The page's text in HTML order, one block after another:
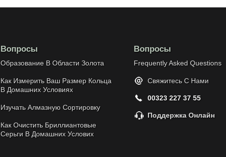
Вопросы
Образование В Области Золота
Как Измерить Ваш Размер Кольца
В Домашних Условиях
Изучать Алмазную Сортировку
Как Очистить Бриллиантовые
Серьги В Домашних Услових
Вопросы
Frequently Asked Questions
Свяжитесь С Нами
00323 227 37 55
Поддержка Онлайн